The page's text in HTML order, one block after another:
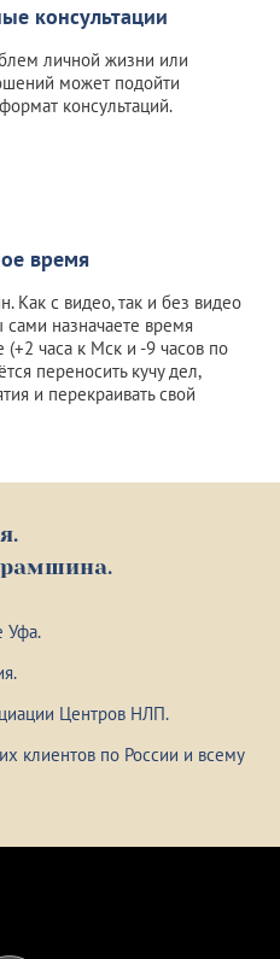
консультации
личной жизни или
может подойти
консультаций.
время
Как с видео, так и без видео
сами назначаете время
(+2 часа к Мск и -9 часов по
переносить кучу дел,
и перекраивать свой
Уфа.
Центров НЛП.
клиентов по России и всему